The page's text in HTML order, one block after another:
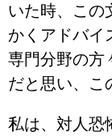
いた時、この
かくアドバイ
専門分野の方
だと思い、こ
私は、対人恐